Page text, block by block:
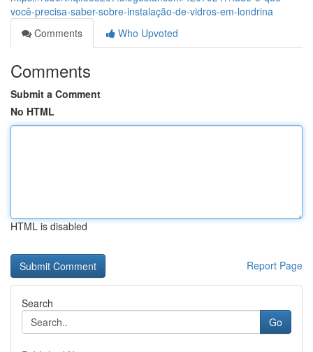
você-precisa-saber-sobre-instalação-de-vidros-em-londrina
Comments
Who Upvoted
Comments
Submit a Comment
No HTML
HTML is disabled
Report Page
Search
Go